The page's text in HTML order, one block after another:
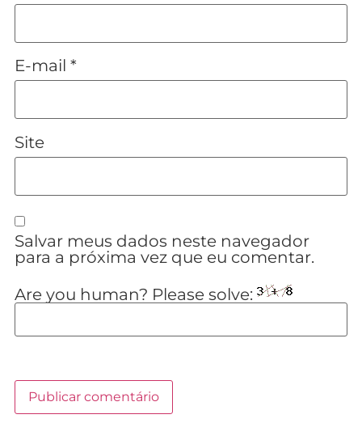
E-mail *
Site
Salvar meus dados neste navegador
para a próxima vez que eu comentar.
Are you human? Please solve: